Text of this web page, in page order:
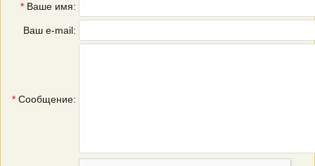
* Ваше имя:
Ваш e-mail:
* Сообщение: